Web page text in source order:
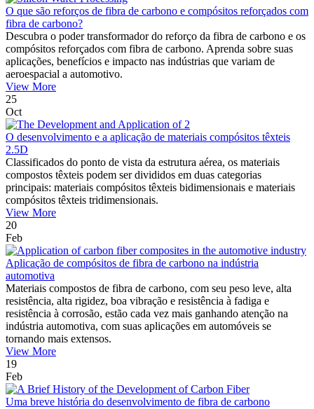
O que são reforços de fibra de carbono e compósitos reforçados com
fibra de carbono?
Descubra o poder transformador do reforço da fibra de carbono e os
compósitos reforçados com fibra de carbono. Aprenda sobre suas
aplicações, benefícios e impacto nas indústrias que variam de
aeroespacial a automotivo.
View More
25
Oct
O desenvolvimento e a aplicação de materiais compósitos têxteis
2.5D
Classificados do ponto de vista da estrutura aérea, os materiais
compostos têxteis podem ser divididos em duas categorias
principais: materiais compósitos têxteis bidimensionais e materiais
compósitos têxteis tridimensionais.
View More
20
Feb
Aplicação de compósitos de fibra de carbono na indústria
automotiva
Materiais compostos de fibra de carbono, com seu peso leve, alta
resistência, alta rigidez, boa vibração e resistência à fadiga e
resistência à corrosão, estão cada vez mais ganhando atenção na
indústria automotiva, com suas aplicações em automóveis se
tornando mais extensos.
View More
19
Feb
Uma breve história do desenvolvimento de fibra de carbono